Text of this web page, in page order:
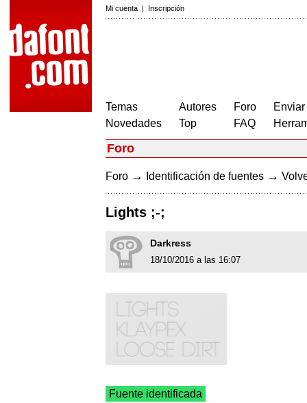
Mi cuenta | Inscripción
Temas
Novedades
Autores
Top
Foro
FAQ
Foro
Foro → Identificación de fuentes →
Lights ;-;
Darkress
18/10/2016 a las 16:07
Fuente identificada